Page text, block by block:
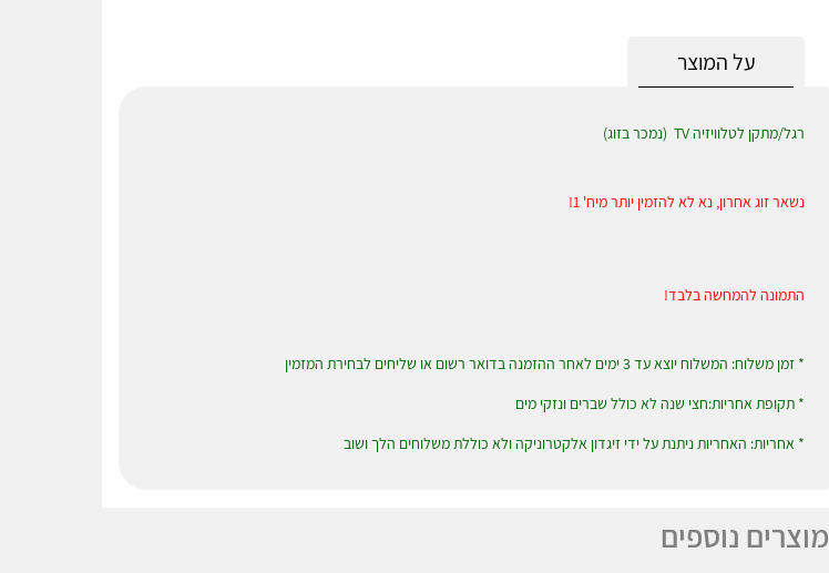
על המוצר
רגל/מתקן לטלוויזיה TV (נמכר בזוג)
נשאר זוג אחרון, נא לא להזמין יותר מיח' 1!
התמונה להמחשה בלבד!
* זמן משלוח: המשלוח יוצא עד 3 ימים לאחר ההזמנה בדואר רשום או שליחים לבחירת המזמין
* תקופת אחריות:חצי שנה לא כולל שברים ונזקי מים
* אחריות: האחריות ניתנת על ידי זיגדון אלקטרוניקה ולא כוללת משלוחים הלך ושוב
מוצרים נוספים